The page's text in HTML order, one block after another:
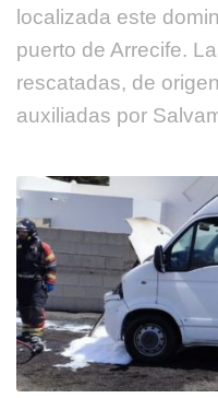
localizada este
puerto de Arrecife.
rescatadas, de
auxiliadas por